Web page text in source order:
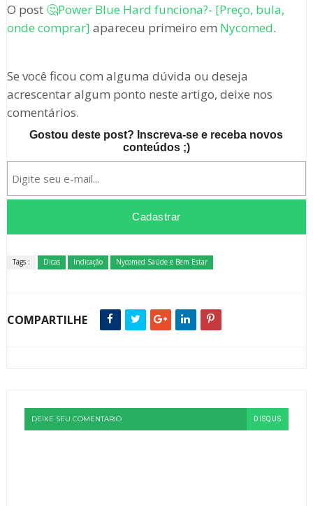
O post 🤔Power Blue Hard funciona?- [Preço, bula,
onde comprar] apareceu primeiro em Nycomed.
Se você ficou com alguma dúvida ou deseja
acrescentar algum ponto neste artigo, deixe nos
comentários.
Gostou deste post? Inscreva-se e receba novos
conteúdos ;)
Tags : Dicas Indicação Nycomed Saúde e Bem Estar
COMPARTILHE
DEIXE SEU COMENTARIO DISQUS